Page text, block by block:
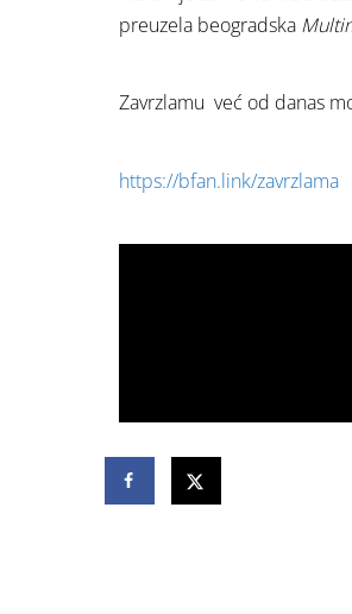
preuzela beogradska
Zavrzlamu već od danas
https://bfan.link/zavrzlama